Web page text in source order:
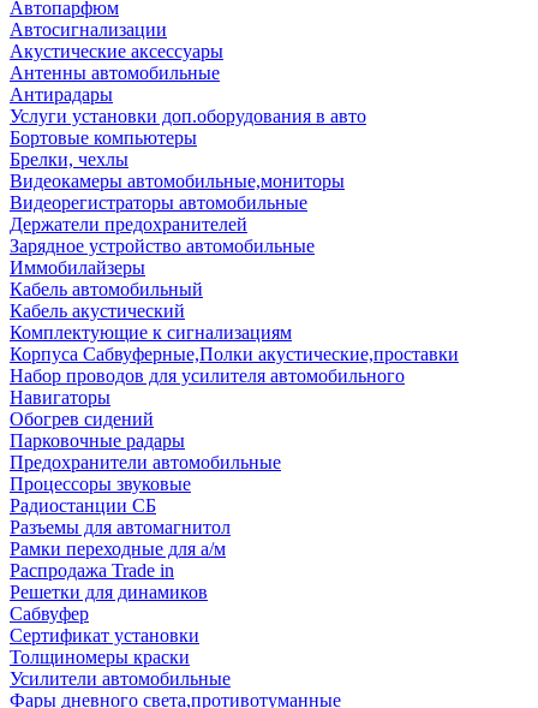
Автопарфюм
Автосигнализации
Акустические аксессуары
Антенны автомобильные
Антирадары
Услуги установки доп.оборудования в авто
Бортовые компьютеры
Брелки, чехлы
Видеокамеры автомобильные,мониторы
Видеорегистраторы автомобильные
Держатели предохранителей
Зарядное устройство автомобильные
Иммобилайзеры
Кабель автомобильный
Кабель акустический
Комплектующие к сигнализациям
Корпуса Сабвуферные,Полки акустические,проставки
Набор проводов для усилителя автомобильного
Навигаторы
Обогрев сидений
Парковочные радары
Предохранители автомобильные
Процессоры звуковые
Радиостанции СБ
Разъемы для автомагнитол
Рамки переходные для а/м
Распродажа Trade in
Решетки для динамиков
Сабвуфер
Сертификат установки
Толщиномеры краски
Усилители автомобильные
Фары дневного света,противотуманные